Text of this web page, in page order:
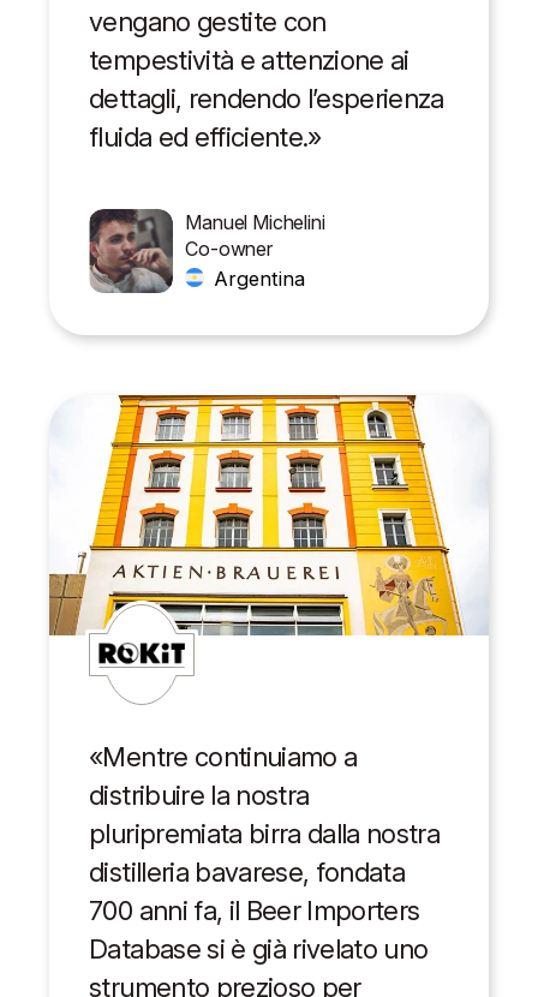
vengano gestite con
tempestività e attenzione ai
dettagli, rendendo l’esperienza
fluida ed efficiente.»
Manuel Michelini
Co-owner
Argentina
«Mentre continuiamo a
distribuire la nostra
pluripremiata birra dalla nostra
distilleria bavarese, fondata
700 anni fa, il Beer Importers
Database si è già rivelato uno
strumento prezioso per